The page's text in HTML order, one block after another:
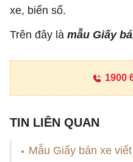
xe, biển số.
Trên đây là mẫu Giấy
1900
TIN LIÊN QUAN
Mẫu Giấy bán xe